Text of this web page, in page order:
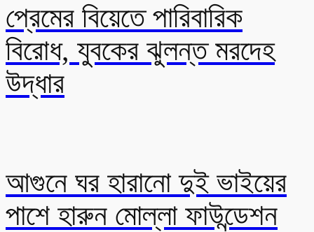
প্রেমের বিয়েতে পারিবারিক
বিরোধ, যুবকের ঝুলন্ত মরদেহ
উদ্ধার
আগুনে ঘর হারানো দুই ভাইয়ের
পাশে হারুন মোল্লা ফাউন্ডেশন